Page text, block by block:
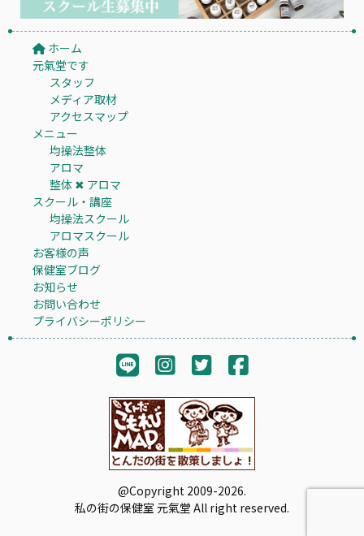
ホーム
元氣堂です
スタッフ
メディア取材
アクセスマップ
メニュー
均操法整体
アロマ
整体 ✖︎ アロマ
スクール・講座
均操法スクール
アロマスクール
お客様の声
保健室ブログ
お知らせ
お問い合わせ
プライバシーポリシー
@Copyright 2009-2026.
私の街の保健室 元氣堂 All right reserved.